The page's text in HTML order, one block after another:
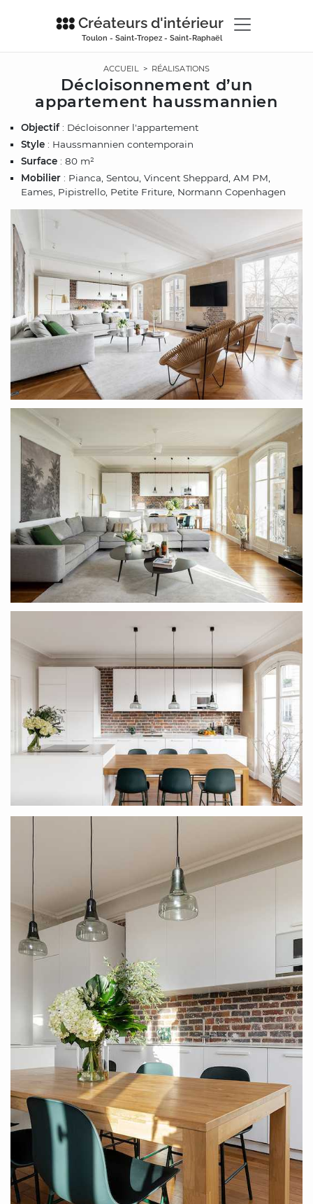
Créateurs d'intérieur
Toulon - Saint-Tropez - Saint-Raphaël
ACCUEIL> RÉALISATIONS
Décloisonnement d’un
appartement haussmannien
Objectif: Décloisonner l'appartement
Style : Haussmannien contemporain
Surface : 80 m²
Mobilier : Pianca, Sentou, Vincent Sheppard, AM PM,
Eames, Pipistrello, Petite Friture, Normann Copenhagen